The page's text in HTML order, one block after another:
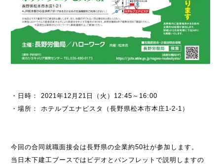
・日時： 2021年12月21日（火）12:45～16:00
・場所： ホテルブエナビスタ（長野県松本市本庄1-2-1）
今回の合同就職面接会は長野県の企業約50社が参加します。
当日木下建工ブースではビデオとパンフレットで説明しますの